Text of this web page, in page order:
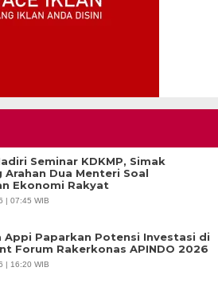
Seminar KDKMP, Simak
Arahan Dua Menteri Soal
Ekonomi Rakyat
| 07:45 WIB
Appi Paparkan Potensi Investasi di
Forum Rakerkonas APINDO 2026
| 16:20 WIB